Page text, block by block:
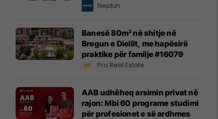
Neptun
Banesë 80m² në shitje në
Bregun e Diellit, me hapësirë
praktike për familje #16079
Pro Real Estate
AAB udhëheq arsimin privat në
rajon: Mbi 60 programe studimi
për profesionet e së ardhmes